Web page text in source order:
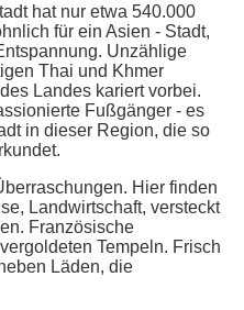
hat nur etwa 540.000
für ein Asien - Stadt,
Unzählige
Thai und Khmer
Landes kariert vorbei.
Fußgänger - es
in dieser Region, die so
Hier finden
Landwirtschaft, versteckt
Französische
Tempeln. Frisch
Läden, die